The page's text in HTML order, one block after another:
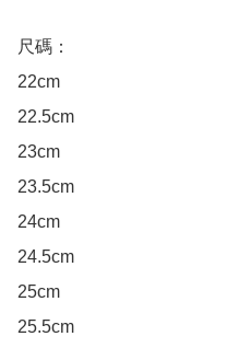
尺碼：
22cm
22.5cm
23cm
23.5cm
24cm
24.5cm
25cm
25.5cm